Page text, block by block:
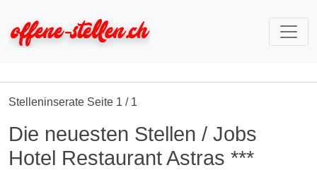
Stelleninserate Seite 1 / 1
Die neuesten Stellen / Jobs
Hotel Restaurant Astras ***